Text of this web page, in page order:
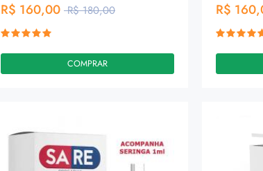
R$ 160,00 R$ 180,00
COMPRAR
R$